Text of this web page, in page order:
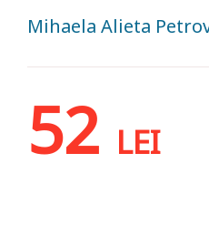
Mihaela Alieta
52 LEI